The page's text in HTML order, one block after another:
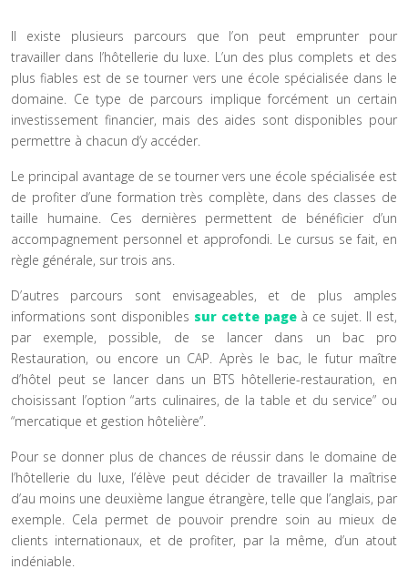
Il existe plusieurs parcours que l’on peut emprunter pour
travailler dans l’hôtellerie du luxe. L’un des plus complets et des
plus fiables est de se tourner vers une école spécialisée dans le
domaine. Ce type de parcours implique forcément un certain
investissement financier, mais des aides sont disponibles pour
permettre à chacun d’y accéder.
Le principal avantage de se tourner vers une école spécialisée est
de profiter d’une formation très complète, dans des classes de
taille humaine. Ces dernières permettent de bénéficier d’un
accompagnement personnel et approfondi. Le cursus se fait, en
règle générale, sur trois ans.
D’autres parcours sont envisageables, et de plus amples
informations sont disponibles sur cette pageà ce sujet. Il est,
par exemple, possible, de se lancer dans un bac pro
Restauration, ou encore un CAP. Après le bac, le futur maître
d’hôtel peut se lancer dans un BTS hôtellerie-restauration, en
choisissant l’option “arts culinaires, de la table et du service” ou
“mercatique et gestion hôtelière”.
Pour se donner plus de chances de réussir dans le domaine de
l’hôtellerie du luxe, l’élève peut décider de travailler la maîtrise
d’au moins une deuxième langue étrangère, telle que l’anglais, par
exemple. Cela permet de pouvoir prendre soin au mieux de
clients internationaux, et de profiter, par la même, d’un atout
indéniable.